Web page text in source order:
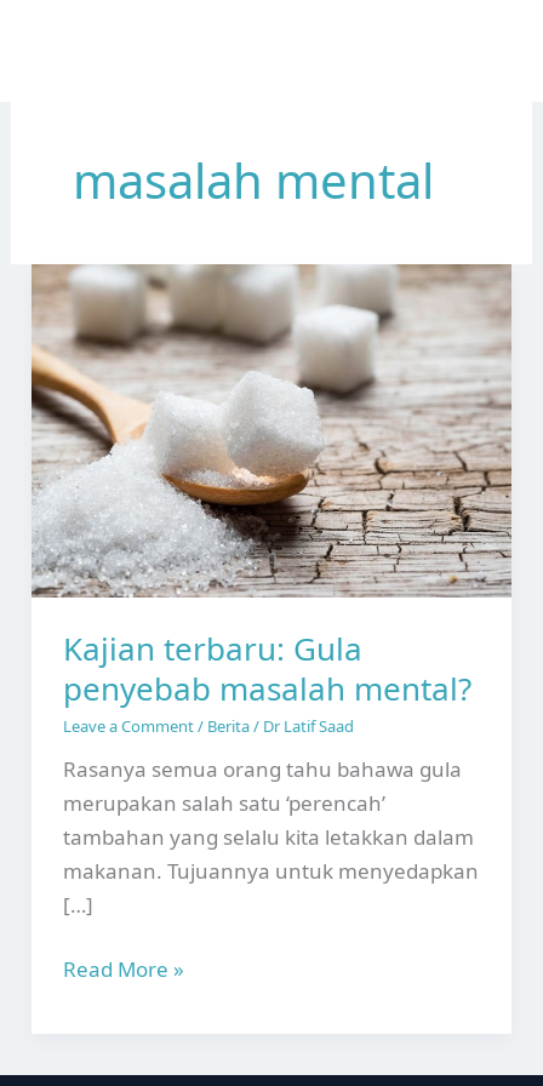
masalah mental
Kajian terbaru: Gula
penyebab masalah mental?
Leave a Comment/ Berita/ Dr Latif Saad
Rasanya semua orang tahu bahawa gula
merupakan salah satu ‘perencah’
tambahan yang selalu kita letakkan dalam
makanan. Tujuannya untuk menyedapkan
[…]
Kajian
Gula
penyebab
Read More »